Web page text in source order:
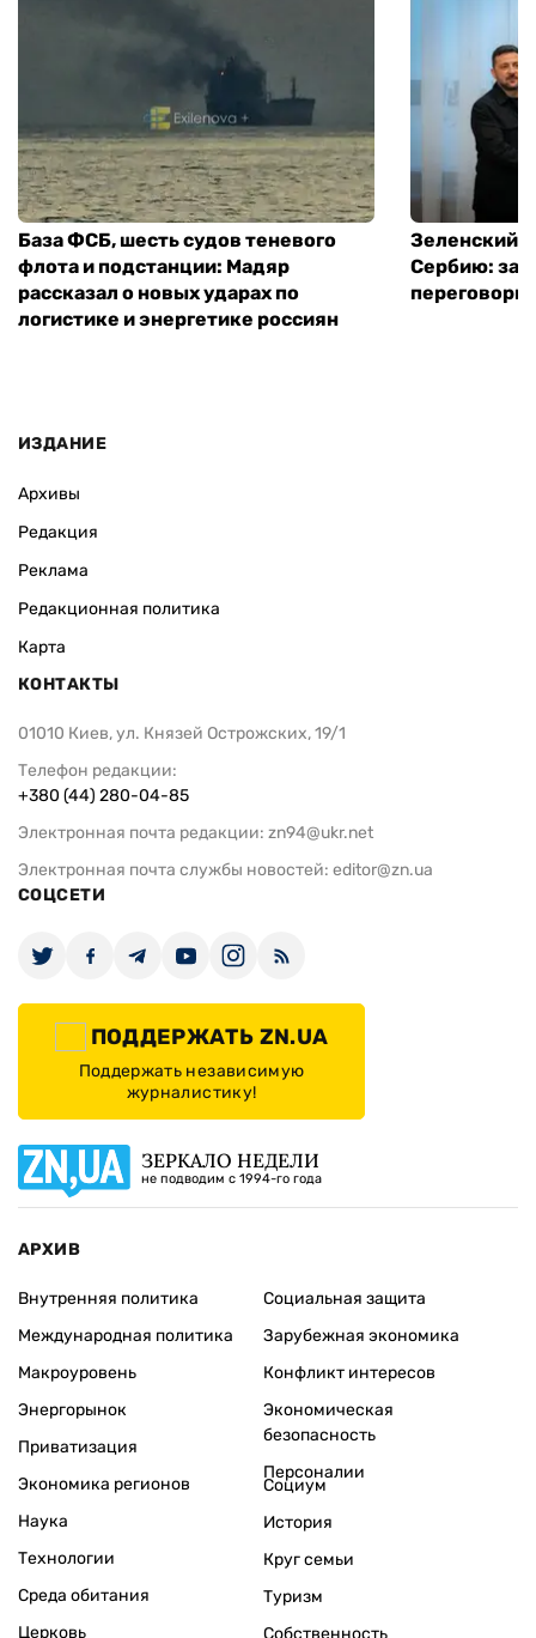
База ФСБ, шесть судов теневого
флота и подстанции: Мадяр
рассказал о новых ударах по
логистике и энергетике россиян
Зеленский
Сербию:
переговоры
ИЗДАНИЕ
Архивы
Редакция
Реклама
Редакционная политика
Карта
КОНТАКТЫ
01010 Киев, ул. Князей Острожских, 19/1
Телефон редакции:
+380 (44) 280-04-85
Электронная почта редакции: zn94@ukr.net
Электронная почта службы новостей: editor@zn.ua
СОЦСЕТИ
ПОДДЕРЖАТЬ ZN.UA
Поддержать независимую
журналистику!
ЗЕРКАЛО НЕДЕЛИ
не подводим с 1994-го года
АРХИВ
Внутренняя политика
Международная политика
Макроуровень
Энергорынок
Приватизация
Экономика регионов
Социальная защита
Зарубежная экономика
Конфликт интересов
Экономическая
безопасность
Персоналии
Наука
Технологии
Среда обитания
Церковь
Социум
История
Круг семьи
Туризм